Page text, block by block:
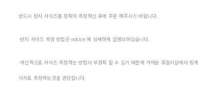
반드시 반지 사이즈를 정확히 측정하신 후에 주문 해주시기 바랍니다.
-반지 사이즈 측정 방법은 notice 에 상세하게 설명되어있습니다.
-개인적으로 사이즈 측정하는 방법이 부정확 할 수 있기 때문에 가까운 쥬얼리샵에서 링게
이지로 측정하는것을 권장합니다.